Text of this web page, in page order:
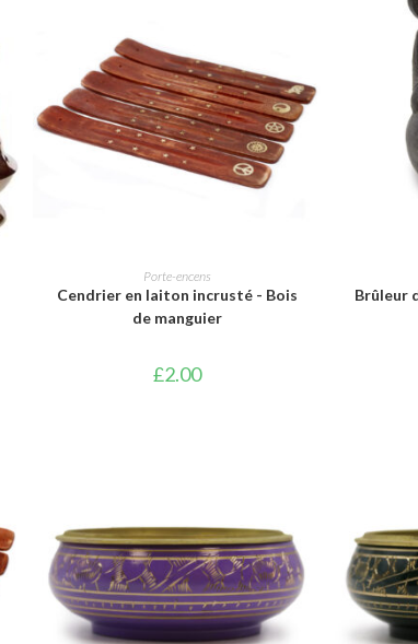
AJOUTER AU PANIER
Porte-encens
Cendrier en laiton incrusté - Bois
de manguier
£2.00
Brûleur